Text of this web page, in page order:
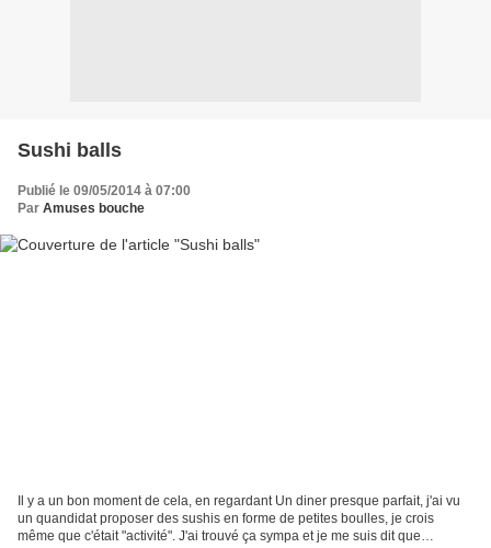
Sushi balls
Publié le 09/05/2014 à 07:00
Par Amuses bouche
Il y a un bon moment de cela, en regardant Un diner presque parfait, j'ai vu
un quandidat proposer des sushis en forme de petites boulles, je crois
même que c'était "activité". J'ai trouvé ça sympa et je me suis dit que